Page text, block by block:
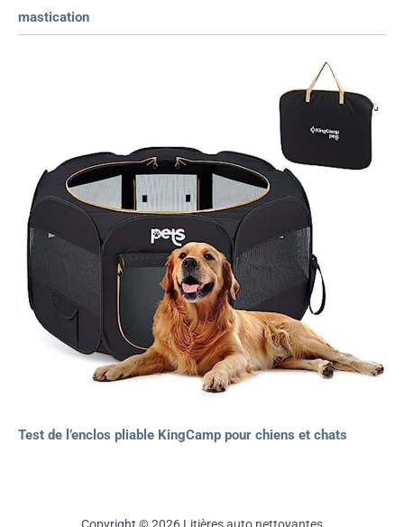
mastication
Test de l’enclos pliable KingCamp pour chiens et chats
Copyright © 2026 Litières auto nettoyantes